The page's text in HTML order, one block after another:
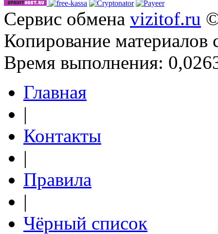
Сервис обмена vizitof.ru
Копирование материалов
Время выполнения:
Главная
|
Контакты
|
Правила
|
Чёрный список